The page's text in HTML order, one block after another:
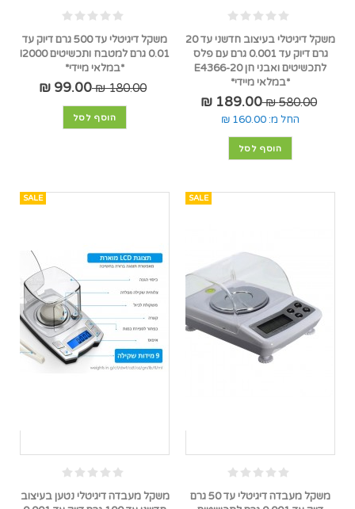
משקל דיגיטלי בעיצוב חדשני עד 20
גרם דיוק עד 0.001 גרם עם פלס
לתכשיטים ואבני חן E4366-20
*במלאי מיידי*
580.00 ₪
189.00 ₪
החל מ: 160.00 ₪
הוסף לסל
משקל דיגיטלי עד 500 גרם דיוק עד
0.01 גרם למטבח ותכשיטים I2000
*במלאי מיידי*
180.00 ₪
99.00 ₪
הוסף לסל
SALE
משקל מעבדה דיגיטלי עד 50 גרם
SALE
משקל מעבדה דיגיטלי נטען בעיצוב